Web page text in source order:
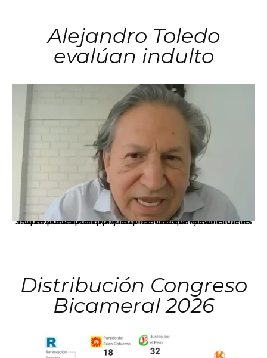
Alejandro Toledo
evalúan indulto
La presidenta Keiko Fujimori informó que la solicitud de indulto presentada por el expresidente Alejandro Toledo será evaluada por la Comisión de Gracias Presidenciales conforme al procedimiento establecido.
Distribución Congreso
Bicameral 2026